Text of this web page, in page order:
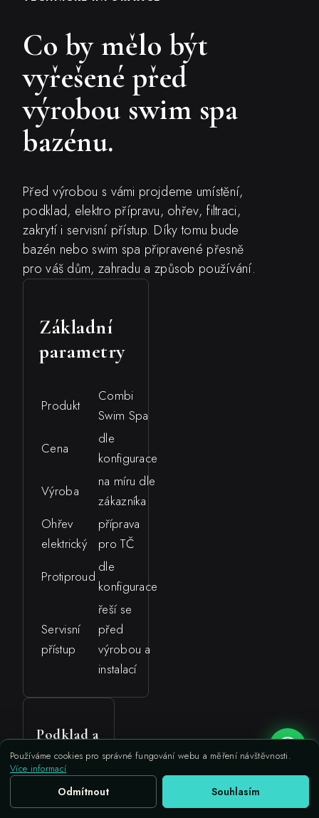
Co by mělo být
vyřešené před
výrobou swim spa
bazénu.
Před výrobou s vámi projdeme umístění,
podklad, elektro přípravu, ohřev, filtraci,
zakrytí i servisní přístup. Díky tomu bude
bazén nebo swim spa připravené přesně
pro váš dům, zahradu a způsob používání.
Základní
parametry
Produkt
Combi
Swim Spa
Cena
dle
konfigurace
Výroba
na míru dle
zákazníka
Ohřev
elektrický
příprava
pro TČ
Protiproud
dle
konfigurace
Servisní
přístup
řeší se
před
výrobou a
instalací
Podklad a
usazení
deska nebo
připravená
Používáme cookies pro správné fungování webu a měření návštěvnosti.
Více informací
Odmítnout Souhlasím